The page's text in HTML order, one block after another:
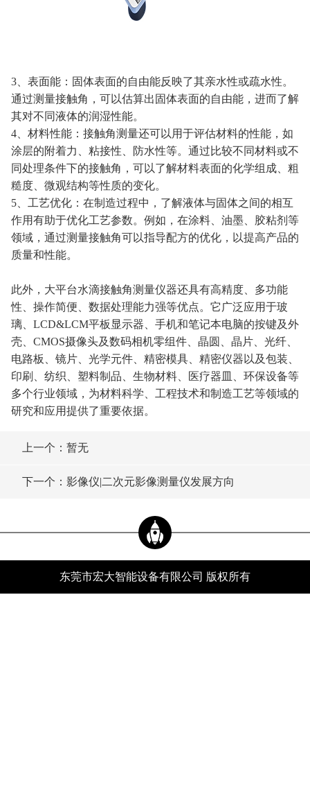
3、表面能：固体表面的自由能反映了其亲水性或疏水性。
通过测量接触角，可以估算出固体表面的自由能，进而了解
其对不同液体的润湿性能。
4、材料性能：接触角测量还可以用于评估材料的性能，如
涂层的附着力、粘接性、防水性等。通过比较不同材料或不
同处理条件下的接触角，可以了解材料表面的化学组成、粗
糙度、微观结构等性质的变化。
5、工艺优化：在制造过程中，了解液体与固体之间的相互
作用有助于优化工艺参数。例如，在涂料、油墨、胶粘剂等
领域，通过测量接触角可以指导配方的优化，以提高产品的
质量和性能。
此外，大平台水滴接触角测量仪器还具有高精度、多功能
性、操作简便、数据处理能力强等优点。它广泛应用于玻
璃、LCD&LCM平板显示器、手机和笔记本电脑的按键及外
壳、CMOS摄像头及数码相机零组件、晶圆、晶片、光纤、
电路板、镜片、光学元件、精密模具、精密仪器以及包装、
印刷、纺织、塑料制品、生物材料、医疗器皿、环保设备等
多个行业领域，为材料科学、工程技术和制造工艺等领域的
研究和应用提供了重要依据。
上一个：暂无
下一个：影像仪|二次元影像测量仪发展方向
东莞市宏大智能设备有限公司 版权所有